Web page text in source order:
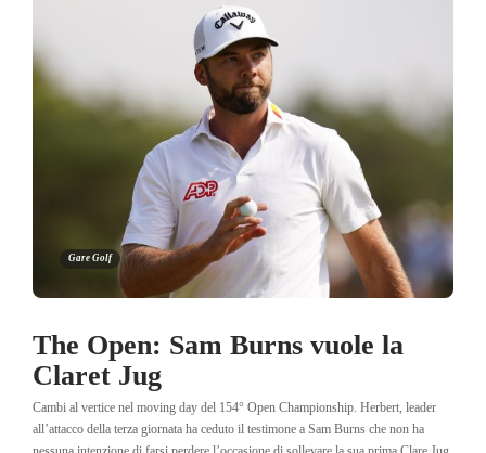
Gare Golf
The Open: Sam Burns vuole la
Claret Jug
Cambi al vertice nel moving day del 154° Open Championship. Herbert, leader
all’attacco della terza giornata ha ceduto il testimone a Sam Burns che non ha